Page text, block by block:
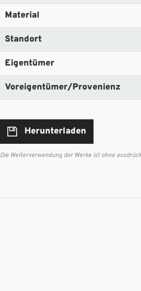
Material
Standort
Eigentümer
Voreigentümer/Provenienz
Herunterladen
Die Weiterverwendung der Werke ist ohne